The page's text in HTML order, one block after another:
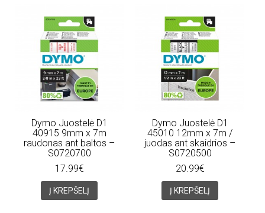
Dymo Juostelė D1
40915 9mm x 7m
raudonas ant baltos –
S0720700
17.99€
Į KREPŠELĮ
Dymo Juostelė D1
45010 12mm x 7m /
juodas ant skaidrios –
S0720500
20.99€
Į KREPŠELĮ